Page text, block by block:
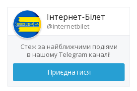
Інтернет-Білет
@internetbilet
Стеж за найближчими подіями
в нашому Telegram каналі!
Приєднатися